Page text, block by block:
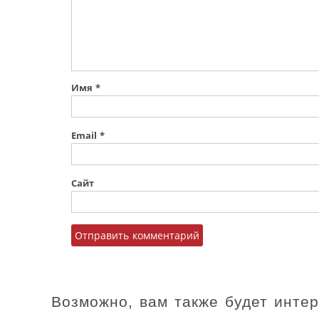
Имя *
Email *
Сайт
Возможно, вам также будет